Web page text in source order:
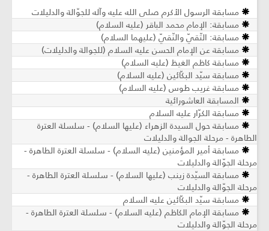
مسابقة الرسول الأكرم صلى الله عليه وآله للجوّالة والدليلات
مسابقة: الإمام محمد الباقر (عليه السلام)
مسابقة: التّقيّ والنّقيّ (عليهما السلام)
مسابقة عن الإمام الحسن عليه السلام (للجوالة والدليلات)
مسابقة كاظم الغيظ (عليه السلام)
مسابقة سيّد البكّائين (عليه السلام)
مسابقة غريب طوس (عليه السلام)
المسابقة العاشورائية
مسابقة الكرّار عليه السلام
مسابقة حول السيدة الزهراء (عليها السلام) - سلسلة العترة
الطاهرة - مرحلة الجوالة والدليلات
مسابقة أمير المؤمنين (عليه السلام) - سلسلة العترة الطاهرة -
مرحلة الجوّالة والدليلات
مسابقة السيّدة زينب (عليها السلام) - سلسلة العترة الطاهرة -
مرحلة الجوّالة والدليلات
مسابقة سيّد البكّائين عليه السلام
مسابقة الإمام الكاظم (عليه السلام) - سلسلة العترة الطاهرة -
مرحلة الجوّالة والدليلات